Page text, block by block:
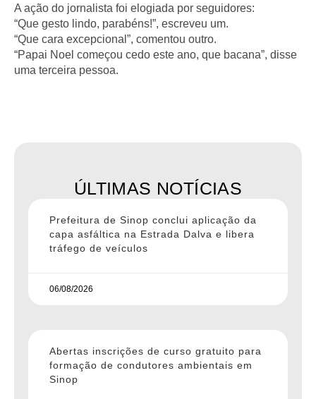
A ação do jornalista foi elogiada por seguidores:
“Que gesto lindo, parabéns!”, escreveu um.
“Que cara excepcional”, comentou outro.
“Papai Noel começou cedo este ano, que bacana”, disse
uma terceira pessoa.
ÚLTIMAS NOTÍCIAS
Prefeitura de Sinop conclui aplicação da
capa asfáltica na Estrada Dalva e libera
tráfego de veículos
06/08/2026
Abertas inscrições de curso gratuito para
formação de condutores ambientais em
Sinop